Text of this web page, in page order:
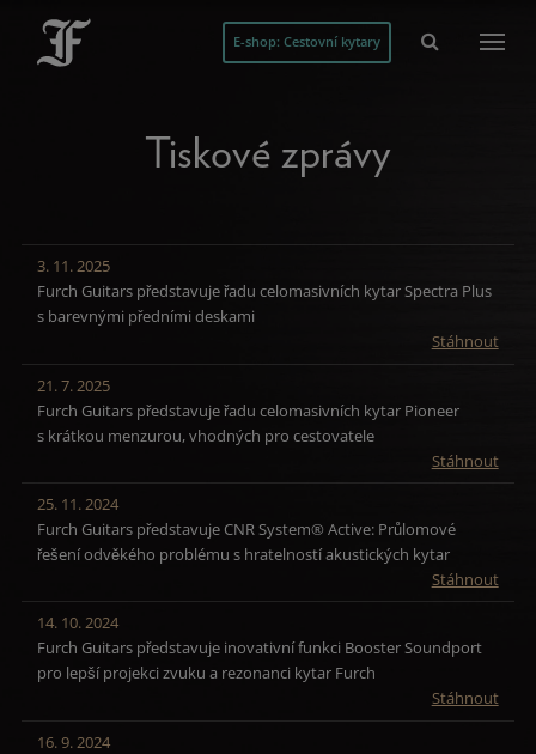
E-shop: Cestovní kytary
Tiskové zprávy
3. 11. 2025
Furch Guitars představuje řadu celomasivních kytar Spectra Plus
s barevnými předními deskami
Stáhnout
21. 7. 2025
Furch Guitars představuje řadu celomasivních kytar Pioneer
s krátkou menzurou, vhodných pro cestovatele
Stáhnout
25. 11. 2024
Furch Guitars představuje CNR System® Active: Průlomové
řešení odvěkého problému s hratelností akustických kytar
Stáhnout
14. 10. 2024
Furch Guitars představuje inovativní funkci Booster Soundport
pro lepší projekci zvuku a rezonanci kytar Furch
Stáhnout
16. 9. 2024